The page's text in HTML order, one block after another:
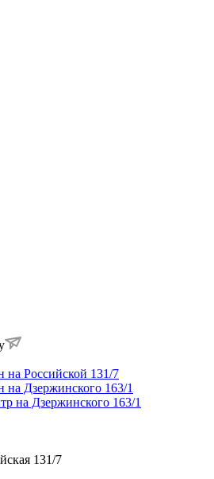
на Российской 131/7
на Дзержинского 163/1
на Дзержинского 163/1
131/7